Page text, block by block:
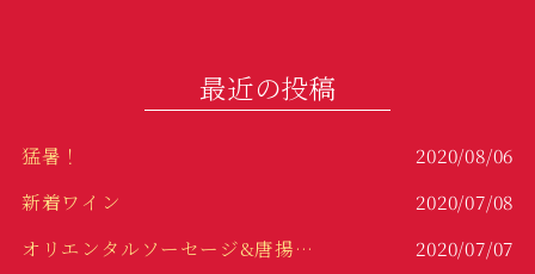
最近の投稿
猛暑！
2020/08/06
新着ワイン
2020/07/08
オリエンタルソーセージ&唐揚げ！！
2020/07/07